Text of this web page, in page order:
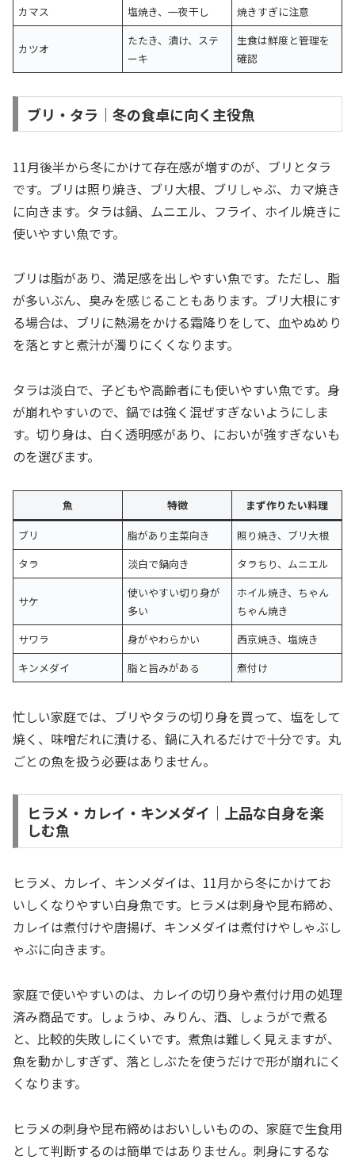
カマス 塩焼き、一夜干し 焼きすぎに注意
カツオ
たたき、漬け、ステ
ーキ
生食は鮮度と管理を
確認
ブリ・タラ｜冬の食卓に向く主役魚
11月後半から冬にかけて存在感が増すのが、ブリとタラ
です。ブリは照り焼き、ブリ大根、ブリしゃぶ、カマ焼き
に向きます。タラは鍋、ムニエル、フライ、ホイル焼きに
使いやすい魚です。
ブリは脂があり、満足感を出しやすい魚です。ただし、脂
が多いぶん、臭みを感じることもあります。ブリ大根にす
る場合は、ブリに熱湯をかける霜降りをして、血やぬめり
を落とすと煮汁が濁りにくくなります。
タラは淡白で、子どもや高齢者にも使いやすい魚です。身
が崩れやすいので、鍋では強く混ぜすぎないようにしま
す。切り身は、白く透明感があり、においが強すぎないも
のを選びます。
魚 特徴
まず作りたい料理
ブリ
脂があり主菜向き
照り焼き、ブリ大根
タラ
淡白で鍋向き タラちり、ムニエル
サケ
使いやすい切り身が
多い
ホイル焼き、ちゃん
ちゃん焼き
サワラ
身がやわらかい
西京焼き、塩焼き
キンメダイ
脂と旨みがある 煮付け
忙しい家庭では、ブリやタラの切り身を買って、塩をして
焼く、味噌だれに漬ける、鍋に入れるだけで十分です。丸
ごとの魚を扱う必要はありません。
ヒラメ・カレイ・キンメダイ｜上品な白身を楽
しむ魚
ヒラメ、カレイ、キンメダイは、11月から冬にかけてお
いしくなりやすい白身魚です。ヒラメは刺身や昆布締め、
カレイは煮付けや唐揚げ、キンメダイは煮付けやしゃぶし
ゃぶに向きます。
家庭で使いやすいのは、カレイの切り身や煮付け用の処理
済み商品です。しょうゆ、みりん、酒、しょうがで煮る
と、比較的失敗しにくいです。煮魚は難しく見えますが、
魚を動かしすぎず、落としぶたを使うだけで形が崩れにく
くなります。
ヒラメの刺身や昆布締めはおいしいものの、家庭で生食用
として判断するのは簡単ではありません。刺身にするな